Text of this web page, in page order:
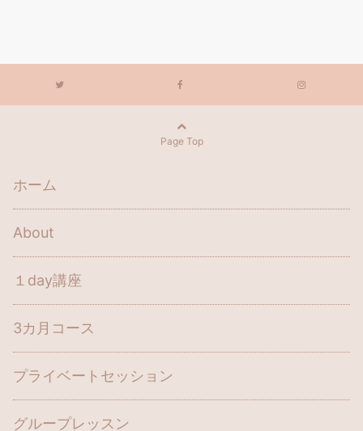
Page Top
ホーム
About
１day講座
3カ月コース
プライベートセッション
グループレッスン